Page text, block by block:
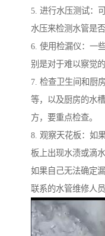
5. 进行水压测试：
水压来检测水管是
6. 使用检漏仪：一
别是对于难以察觉的
7. 检查卫生间和厨
等，以及厨房的水
方，要重点检查。
8. 观察天花板：如
板上出现水渍或滴水
如果自己无法确定
联系的水管维修人